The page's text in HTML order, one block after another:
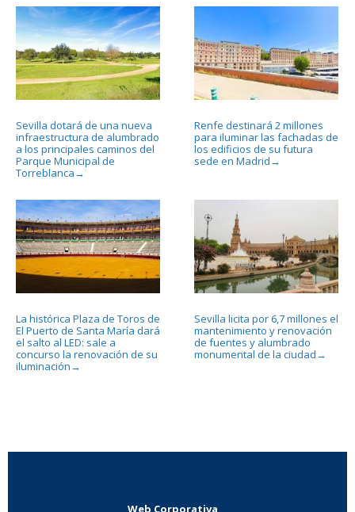
Sevilla dotará de una nueva
infraestructura de alumbrado
a los principales caminos del
Parque Municipal de
Torreblanca →
Renfe destinará 2 millones
para iluminar las fachadas de
los edificios de su futura
sede en Madrid →
La histórica Plaza de Toros de
El Puerto de Santa María dará
el salto al LED: sale a
concurso la renovación de su
iluminación →
Sevilla licita por 6,7 millones el
mantenimiento y renovación
de fuentes y alumbrado
monumental de la ciudad →
Web Corporativa